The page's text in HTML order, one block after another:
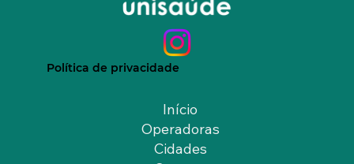
Política de privacidade
Início
Operadoras
Cidades